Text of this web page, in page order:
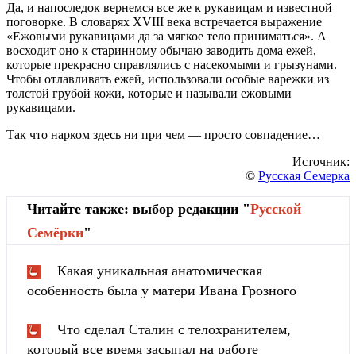
Да, и напоследок вернемся все же к рукавицам и известной
поговорке. В словарях XVIII века встречается выражение
«Ежовыми рукавицами да за мягкое тело приниматься». А
восходит оно к старинному обычаю заводить дома ежей,
которые прекрасно справлялись с насекомыми и грызунами.
Чтобы отлавливать ежей, использовали особые варежки из
толстой грубой кожи, которые и называли ежовыми
рукавицами.
Так что нарком здесь ни при чем — просто совпадение…
Источник:
© Русская Семерка
Читайте также: выбор редакции "Русской
Cемёрки"
Какая уникальная анатомическая
особенность была у матери Ивана Грозного
Что сделал Сталин с телохранителем,
который все время засыпал на работе